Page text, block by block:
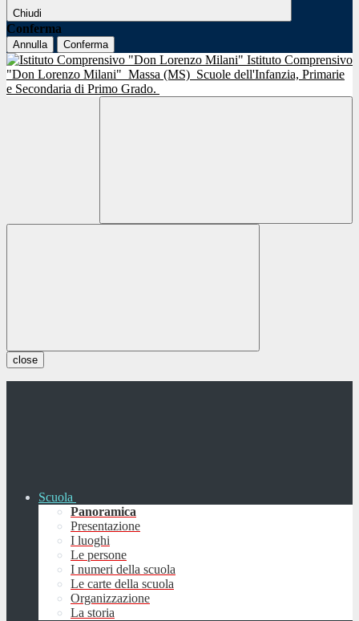
Chiudi
Conferma
Annulla Conferma
Istituto Comprensivo
"Don Lorenzo Milani" Massa (MS) Scuole dell'Infanzia, Primarie
e Secondaria di Primo Grado.
close
Scuola
Panoramica
Presentazione
I luoghi
Le persone
I numeri della scuola
Le carte della scuola
Organizzazione
La storia